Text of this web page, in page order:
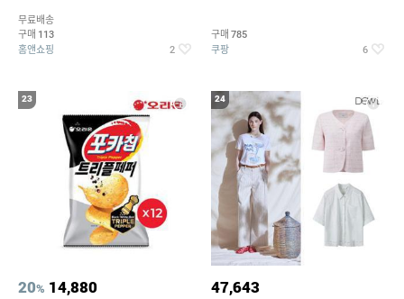
무료배송
구매 113
홈앤쇼핑 2
구매 785
쿠팡 6
23
20% 14,880
24
47,643